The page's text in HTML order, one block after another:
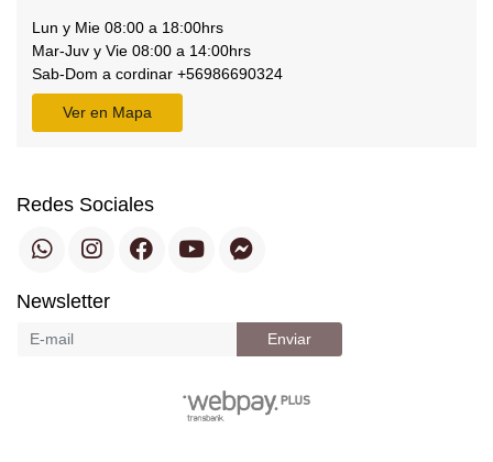
Lun y Mie 08:00 a 18:00hrs
Mar-Juv y Vie 08:00 a 14:00hrs
Sab-Dom a cordinar +56986690324
Ver en Mapa
Redes Sociales
Newsletter
Enviar